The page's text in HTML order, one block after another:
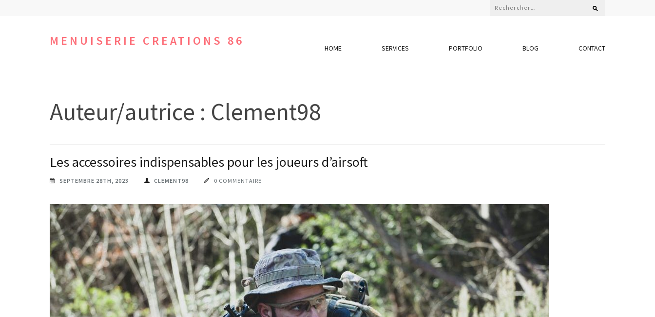
Rechercher :
MENUISERIE CREATIONS 86 HOME SERVICES PORTFOLIO BLOG CONTACT
Auteur/autrice : Clement98
Les accessoires indispensables pour les joueurs d’airsoft
SEPTEMBRE 28TH, 2023 CLEMENT98 0 COMMENTAIRE